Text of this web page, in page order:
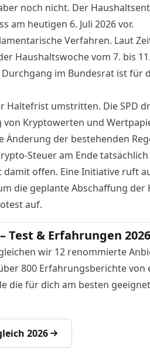
noch nicht. Der
am heutigen 6. Juli 2026 vor.
Verfahren. Laut
Haushaltswoche vom 7. bis 11.
im Bundesrat ist für
Haltefrist umstritten. Die SPD
Kryptowerten und
Änderung der bestehenden
Steuer am Ende
offen. Eine Initiative ruft
die geplante Abschaffung der
auf.
Test & Erfahrungen 2026
wir 12 renommierte
800 Erfahrungsberichte von
die für dich am besten
2026